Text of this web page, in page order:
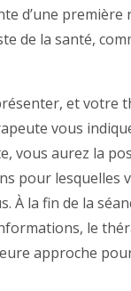
d’une première
de la santé,
et votre
vous
vous aurez la
pour lesquelles
À la fin de la
le
approche